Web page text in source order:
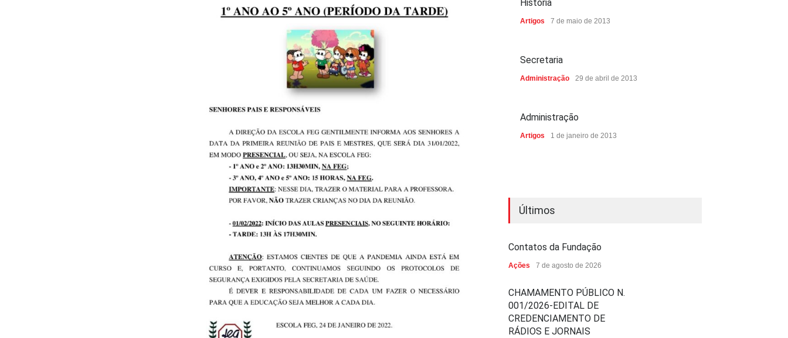
História
Artigos 7 de maio de 2013
Secretaria
Administração 29 de abril de 2013
Administração
Artigos 1 de janeiro de 2013
Últimos
Contatos da Fundação
Ações 7 de agosto de 2026
CHAMAMENTO PÚBLICO N.
001/2026-EDITAL DE
CREDENCIAMENTO DE
RÁDIOS E JORNAIS